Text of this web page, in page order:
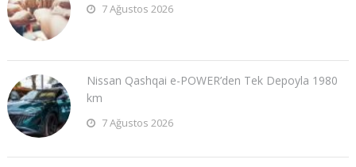
7 Ağustos 2026
Nissan Qashqai e-POWER’den Tek Depoyla 1980
km
7 Ağustos 2026